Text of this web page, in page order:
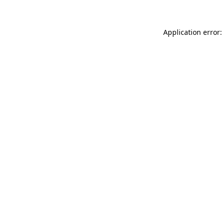
Application